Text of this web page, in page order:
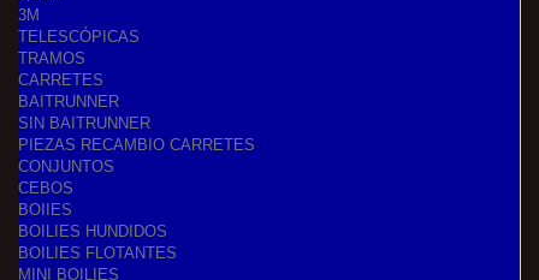
3M
TELESCÓPICAS
TRAMOS
CARRETES
BAITRUNNER
SIN BAITRUNNER
PIEZAS RECAMBIO CARRETES
CONJUNTOS
CEBOS
BOIIES
BOILIES HUNDIDOS
BOILIES FLOTANTES
MINI BOILIES